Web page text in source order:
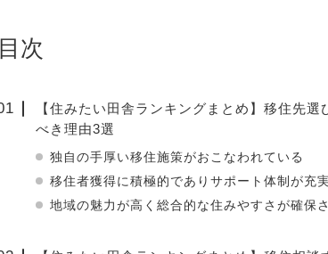
目次
【住みたい田舎ランキングまとめ】移住先
べき理由3選
独自の手厚い移住施策がおこなわれている
移住者獲得に積極的でありサポート体制が充
地域の魅力が高く総合的な住みやすさが確保